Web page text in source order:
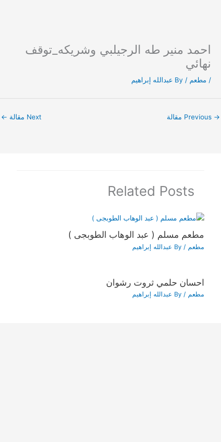
contentاحمد منير طه الرجيلبي وشريكه_توقف
نهائي
/ مطعم / By عبدالله إبراهيم
→ Next مقالة ←
Related Posts
مطعم مسلم ( عبد الوهاب الطوبجى )
مطعم / By عبدالله إبراهيم
احسان حلمي ثروت رشوان
مطعم / By عبدالله إبراهيم